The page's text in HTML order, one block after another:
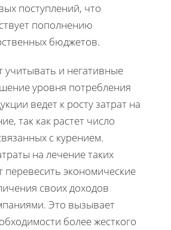
поступлений, что
пополнению
бюджетов.
учитывать и негативные
уровня потребления
ведет к росту затрат на
так как растет число
с курением.
на лечение таких
перевесить экономические
своих доходов
Это вызывает
более жесткого